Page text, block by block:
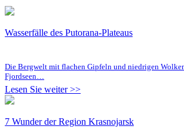
Wasserfälle des Putorana-Plateaus
Die Bergwelt mit flachen Gipfeln und niedrigen
Fjordseen…
Lesen Sie weiter >>
7 Wunder der Region Krasnojarsk